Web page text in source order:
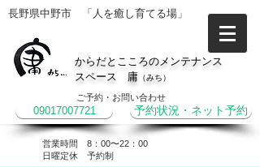
長野県中野市 「人を癒し育てる場」
からだとこころのメンテナンス
スペース 庸 （みち）
ご予約・お問い合わせ
09017007721 予約状況・ネット予約
営業時間 8：00〜22：00
​日曜定休 予約制